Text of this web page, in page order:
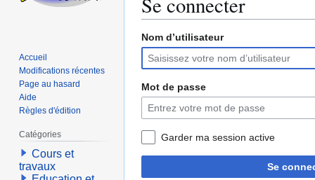
Aller
la
navigation
Aller
la
recherche
Nom d’utilisateur
Mot de passe
Garder ma session active
Se
Accueil
Modifications récentes
Page au hasard
Aide
Règles d'édition
Catégories
Cours et
travaux